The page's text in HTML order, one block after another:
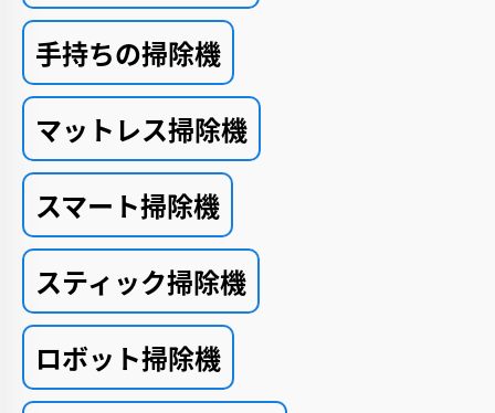
手持ちの掃除機
マットレス掃除機
スマート掃除機
スティック掃除機
ロボット掃除機